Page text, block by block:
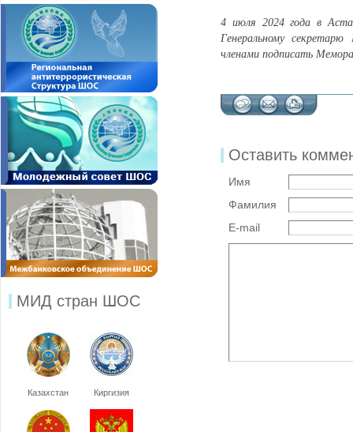
МИД стран ШОС
Казахстан Киргизия
4 июля 2024 года в
Генеральному
членами подписать
Оставить
Имя
Фамилия
E-mail